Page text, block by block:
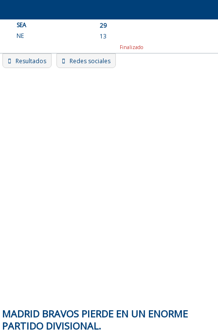
content
SEA
29
NE
13
Finalizado
Resultados Redes sociales
MADRID BRAVOS PIERDE EN UN ENORME
PARTIDO DIVISIONAL.